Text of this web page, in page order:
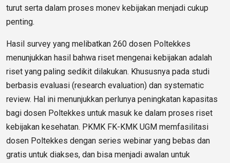
turut serta dalam proses monev kebijakan menjadi cukup
penting.
Hasil survey yang melibatkan 260 dosen Poltekkes
menunjukkan hasil bahwa riset mengenai kebijakan adalah
riset yang paling sedikit dilakukan. Khususnya pada studi
berbasis evaluasi (research evaluation) dan systematic
review. Hal ini menunjukkan perlunya peningkatan kapasitas
bagi dosen Poltekkes untuk masuk ke dalam proses riset
kebijakan kesehatan. PKMK FK-KMK UGM memfasilitasi
dosen Poltekkes dengan series webinar yang bebas dan
gratis untuk diakses, dan bisa menjadi awalan untuk